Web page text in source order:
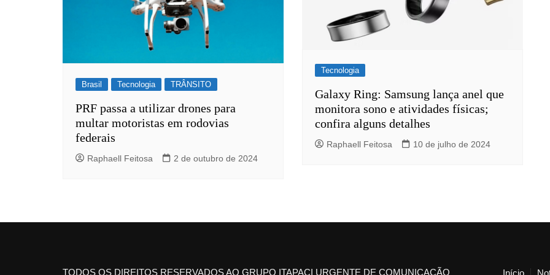
Brasil Tecnologia TRÂNSITO
PRF passa a utilizar drones para
multar motoristas em rodovias
federais
Raphaell Feitosa 2 de outubro de 2024
Tecnologia
Galaxy Ring: Samsung lança anel que
monitora sono e atividades físicas;
confira alguns detalhes
Raphaell Feitosa 10 de julho de 2024
TODOS OS DIREITOS RESERVADOS AO GRUPO ITAPACI URGENTE DE COMUNICAÇÃO Início